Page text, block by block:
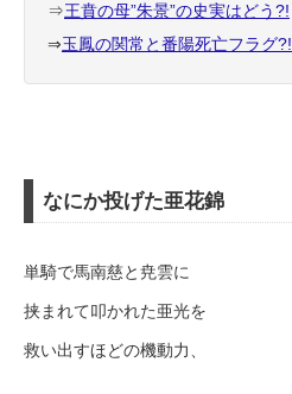
⇒王賁の母”朱景”の史実はどう?!
⇒玉鳳の関常と番陽死亡フラグ?!
なにか投げた亜花錦
単騎で馬南慈と尭雲に
挟まれて叩かれた亜光を
救い出すほどの機動力、